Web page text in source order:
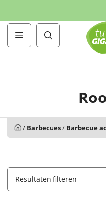
/ Barbecues/ Barbecue
Resultaten filteren